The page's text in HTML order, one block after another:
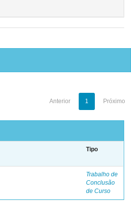
Anterior 1 Próximo
Tipo
Trabalho de
Conclusão
de Curso